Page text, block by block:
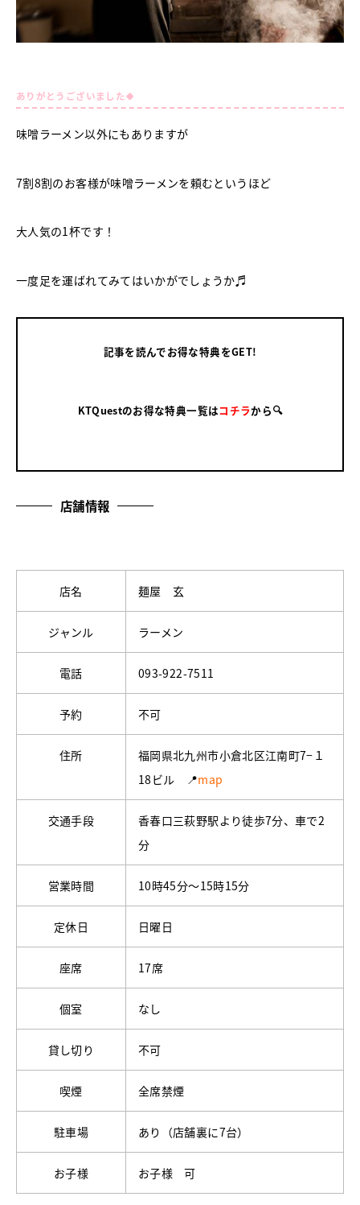
ありがとうございました🍀
味噌ラーメン以外にもありますが
7割8割のお客様が味噌ラーメンを頼むというほど
大人気の1杯です！
一度足を運ばれてみてはいかがでしょうか♬
記事を読んでお得な特典をGET!
KTQuestのお得な特典一覧はコチラから🔍
店舗情報
店名 麺屋 玄
ジャンル ラーメン
電話 093-922-7511
予約 不可
住所
福岡県北九州市小倉北区江南町7−１
18ビル 📍map
交通手段
香春口三萩野駅より徒歩7分、車で2
分
営業時間 10時45分～15時15分
定休日 日曜日
座席 17席
個室 なし
貸し切り 不可
喫煙 全席禁煙
駐車場 あり（店舗裏に7台）
お子様 お子様 可